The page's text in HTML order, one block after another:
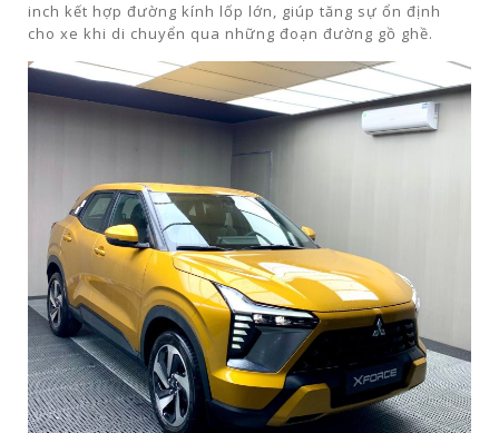
inch kết hợp đường kính lốp lớn, giúp tăng sự ổn định
cho xe khi di chuyển qua những đoạn đường gồ ghề.